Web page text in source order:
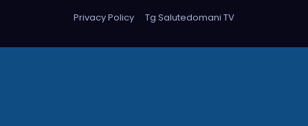
Privacy Policy
Tg Salutedomani TV